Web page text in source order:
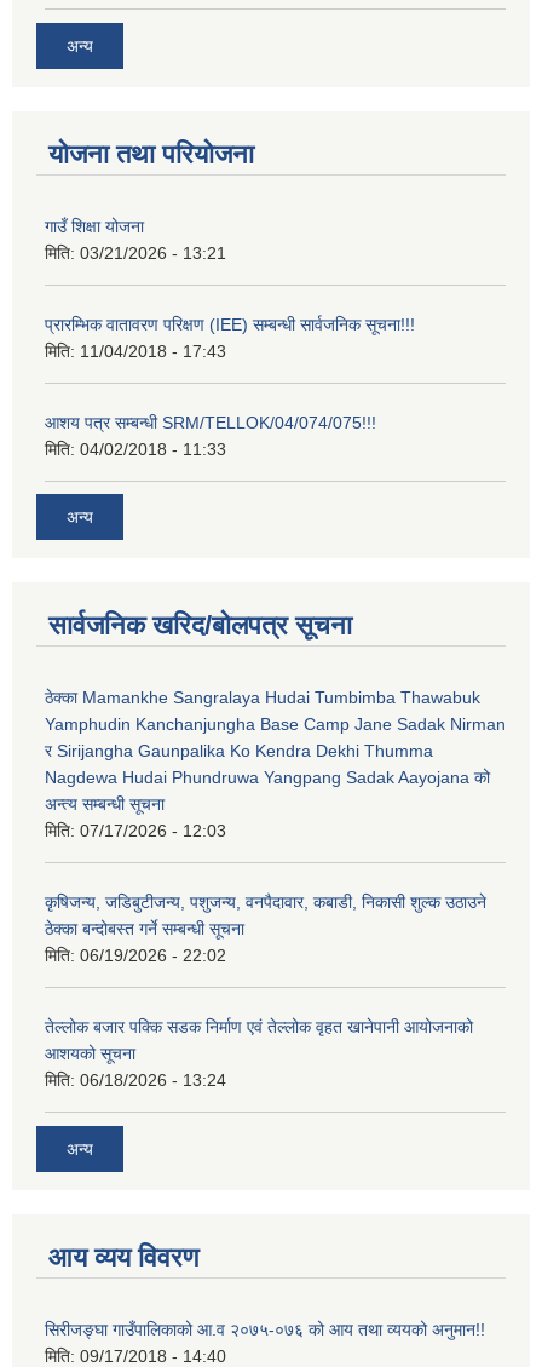
अन्य
योजना तथा परियोजना
गाउँ शिक्षा योजना
मिति: 03/21/2026 - 13:21
प्रारम्भिक वातावरण परिक्षण (IEE) सम्बन्धी सार्वजनिक सूचना!!!
मिति: 11/04/2018 - 17:43
आशय पत्र सम्बन्धी SRM/TELLOK/04/074/075!!!
मिति: 04/02/2018 - 11:33
अन्य
सार्वजनिक खरिद/बोलपत्र सूचना
ठेक्का Mamankhe Sangralaya Hudai Tumbimba Thawabuk
Yamphudin Kanchanjungha Base Camp Jane Sadak Nirman
र Sirijangha Gaunpalika Ko Kendra Dekhi Thumma
Nagdewa Hudai Phundruwa Yangpang Sadak Aayojana को
अन्त्य सम्बन्धी सूचना
मिति: 07/17/2026 - 12:03
कृषिजन्य, जडिबुटीजन्य, पशुजन्य, वनपैदावार, कबाडी, निकासी शुल्क उठाउने
ठेक्का बन्दोबस्त गर्ने सम्बन्धी सूचना
मिति: 06/19/2026 - 22:02
तेल्लोक बजार पक्कि सडक निर्माण एवं तेल्लोक वृहत खानेपानी आयोजनाको
आशयको सूचना
मिति: 06/18/2026 - 13:24
अन्य
आय व्यय विवरण
सिरीजङ्घा गाउँपालिकाको आ.व २०७५-०७६ को आय तथा व्ययको अनुमान!!
मिति: 09/17/2018 - 14:40